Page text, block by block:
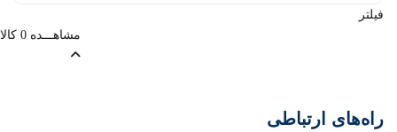
فیلتر
مشاهـــده 0 کالا
راه‌های ارتباطی